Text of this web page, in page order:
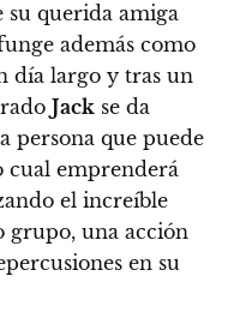
su querida amiga
además como
día largo y tras un
Jack se da
persona que puede
cual emprenderá
el increíble
grupo, una acción
en su